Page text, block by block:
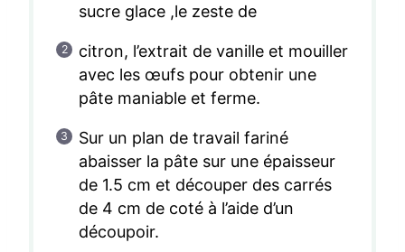
sucre glace ,le zeste de
citron, l’extrait de vanille et mouiller
avec les œufs pour obtenir une
pâte maniable et ferme.
Sur un plan de travail fariné
abaisser la pâte sur une épaisseur
de 1.5 cm et découper des carrés
de 4 cm de coté à l’aide d’un
découpoir.